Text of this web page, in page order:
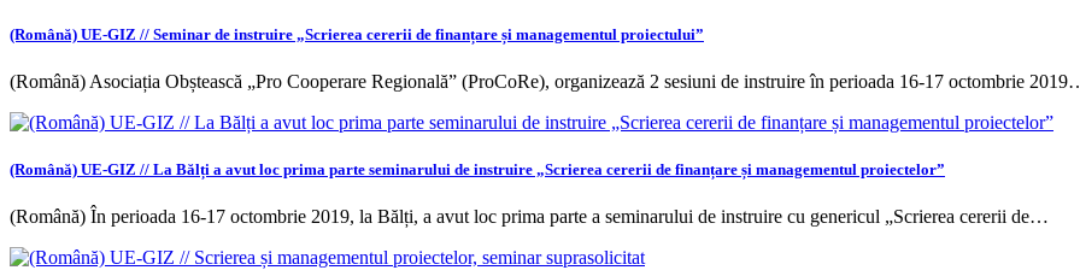
(Română) UE-GIZ // Seminar de instruire „Scrierea cererii de finanțare și managementul proiectului”
(Română) Asociația Obștească „Pro Cooperare Regională” (ProCoRe), organizează 2 sesiuni de instruire în perioada 16-17 octombrie
(Română) UE-GIZ // La Bălți a avut loc prima parte seminarului de instruire „Scrierea cererii de finanțare și managementul proiectelor”
(Română) În perioada 16-17 octombrie 2019, la Bălți, a avut loc prima parte a seminarului de instruire cu genericul „Scrierea cererii de…